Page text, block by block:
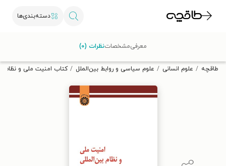
دسته‌بندی‌ها
تخفیف از طاقچه دریافت کن.
طاقچه علوم انسانی علوم سیاسی و روابط بین‌الملل کتاب امنیت ملی و نظام
معرفیمشخصاتنظرات (۰)